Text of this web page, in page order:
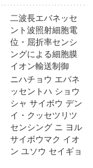
二波長エバネッセ
ント波照射細胞電
位・屈折率センシ
ングによる細胞膜
イオン輸送制御
ニハチョウ エバネ
ッセントハ ショウ
シャ サイボウ デン
イ・クッセツリツ
センシング ニ ヨル
サイボウマク イオ
ン ユソウ セイギョ